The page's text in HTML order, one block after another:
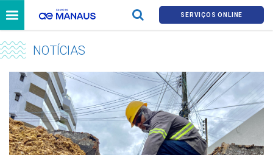
SERVIÇOS ONLINE
NOTÍCIAS